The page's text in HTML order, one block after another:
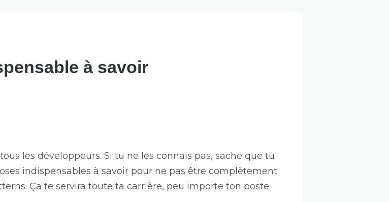
à savoir
les développeurs. Si tu ne les connais pas, sache que tu
indispensables à savoir pour ne pas être complètement
Ça te servira toute ta carrière, peu importe ton poste.